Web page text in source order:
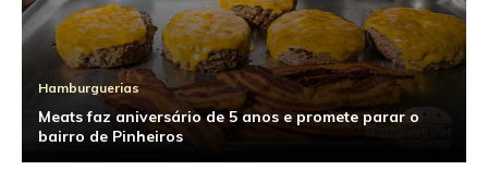
Hamburguerias
Meats faz aniversário de 5 anos e promete parar o
bairro de Pinheiros